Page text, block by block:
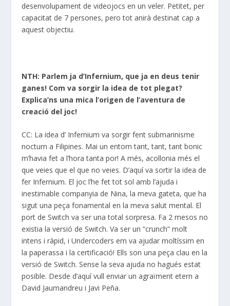
desenvolupament de videojocs en un veler. Petitet, per
capacitat de 7 persones, pero tot anirà destinat cap a
aquest objectiu.
NTH: Parlem ja d’Infernium, que ja en deus tenir
ganes! Com va sorgir la idea de tot plegat?
Explica’ns una mica l’origen de l’aventura de
creació del joc!
CC: La idea d’ Infernium va sorgir fent submarinisme
nocturn a Filipines. Mai un entorn tant, tant, tant bonic
m’havia fet a l’hora tanta por! A més, acollonia més el
que veies que el que no veies. D’aquí va sortir la idea de
fer Infernium. El joc l’he fet tot sol amb l’ajuda i
inestimable companyia de Nina, la meva gateta, que ha
sigut una peça fonamental en la meva salut mental. El
port de Switch va ser una total sorpresa. Fa 2 mesos no
existia la versió de Switch. Va ser un “crunch” molt
intens i ràpid, i Undercoders em va ajudar moltíssim en
la paperassa i la certificació! Ells son una peça clau en la
versió de Switch. Sense la seva ajuda no hagués estat
posible. Desde d’aquí vull enviar un agraïment etern a
David Jaumandreu i Javi Peña.